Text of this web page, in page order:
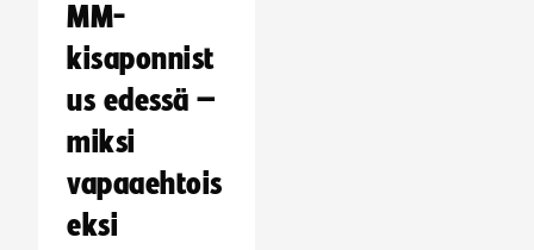
MM-
kisaponnist
us edessä –
miksi
vapaaehtois
eksi